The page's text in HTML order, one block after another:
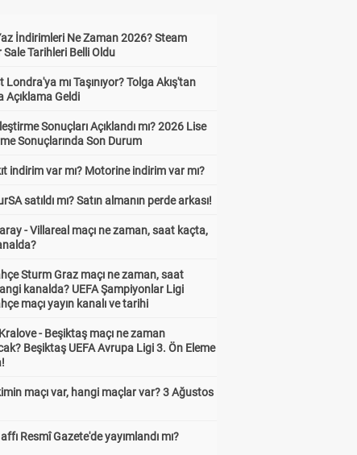
İndirimleri Ne Zaman 2026? Steam
Sale Tarihleri Belli Oldu
Londra'ya mı Taşınıyor? Tolga Akış'tan
Açıklama Geldi
Sonuçları Açıklandı mı? 2026 Lise
Sonuçlarında Son Durum
indirim var mı? Motorine indirim var mı?
satıldı mı? Satın almanın perde arkası!
- Villareal maçı ne zaman, saat kaçta,
Sturm Graz maçı ne zaman, saat
kanalda? UEFA Şampiyonlar Ligi
maçı yayın kanalı ve tarihi
- Beşiktaş maçı ne zaman
Beşiktaş UEFA Avrupa Ligi 3. Ön Eleme
maçı var, hangi maçlar var? 3 Ağustos
Resmî Gazete'de yayımlandı mı?